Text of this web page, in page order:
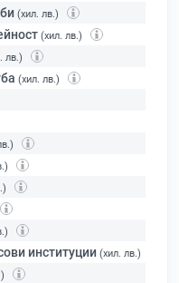
(хил. лв.)
(хил. лв.)
лв.)
(хил. лв.)
институции (хил. лв.)